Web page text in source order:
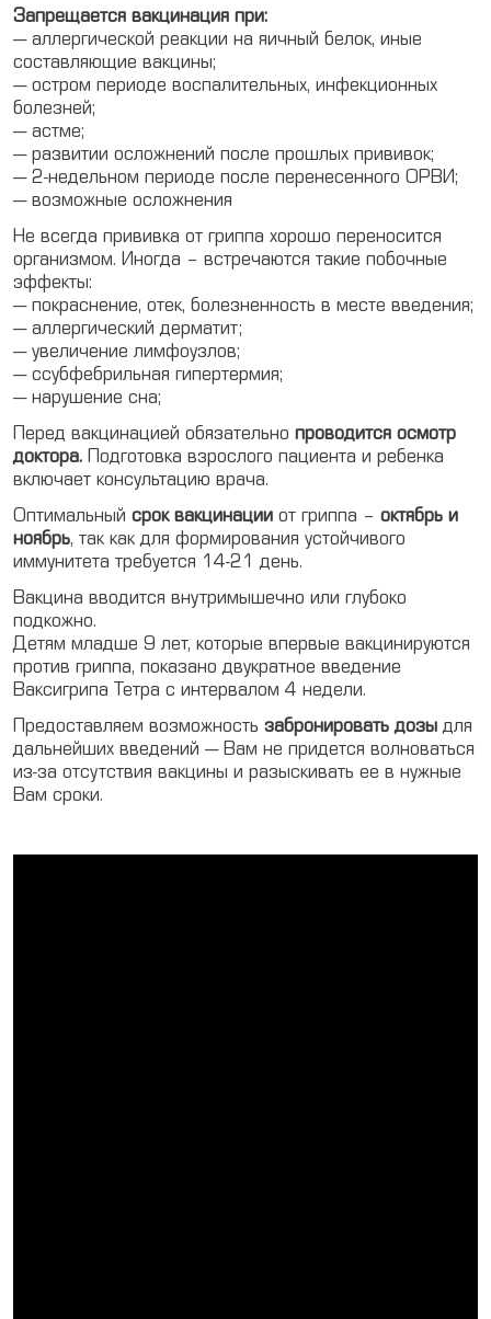
Запрещается вакцинация при:
— аллергической реакции на яичный белок, иные
составляющие вакцины;
— остром периоде воспалительных, инфекционных
болезней;
— астме;
— развитии осложнений после прошлых прививок;
— 2-недельном периоде после перенесенного ОРВИ;
— возможные осложнения
Не всегда прививка от гриппа хорошо переносится
организмом. Иногда – встречаются такие побочные
эффекты:
— покраснение, отек, болезненность в месте введения;
— аллергический дерматит;
— увеличение лимфоузлов;
— ссубфебрильная гипертермия;
— нарушение сна;
Перед вакцинацией обязательно проводится осмотр
доктора. Подготовка взрослого пациента и ребенка
включает консультацию врача.
Оптимальный срок вакцинации от гриппа – октябрь и
ноябрь, так как для формирования устойчивого
иммунитета требуется 14-21 день.
Вакцина вводится внутримышечно или глубоко
подкожно.
Детям младше 9 лет, которые впервые вакцинируются
против гриппа, показано двукратное введение
Ваксигрипа Тетра с интервалом 4 недели.
Предоставляем возможность забронировать дозы для
дальнейших введений — Вам не придется волноваться
из-за отсутствия вакцины и разыскивать ее в нужные
Вам сроки.